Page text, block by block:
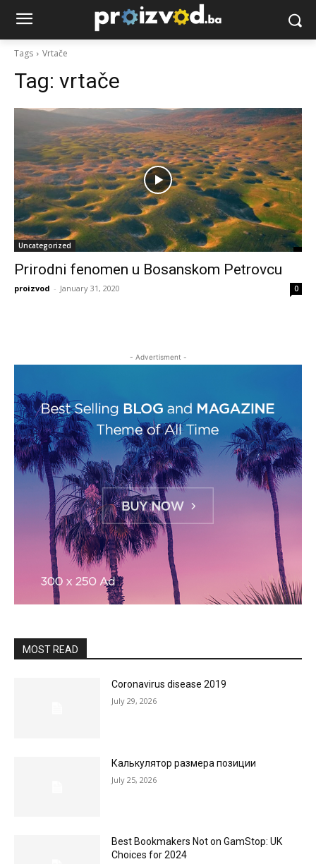
Tags Vrtače
Tag: vrtače
Uncategorized
Prirodni fenomen u Bosanskom Petrovcu
proizvod - January 31, 2020 0
- Advertisment -
MOST READ
Coronavirus disease 2019
July 29, 2026
Калькулятор размера позиции
July 25, 2026
Best Bookmakers Not on GamStop: UK
Choices for 2024